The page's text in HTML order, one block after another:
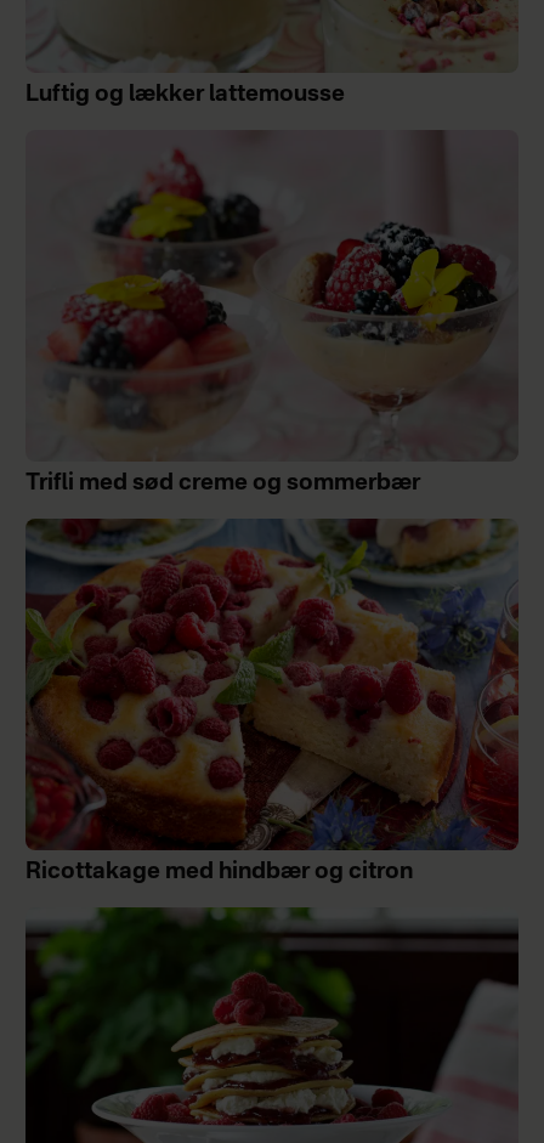
Luftig og lækker lattemousse
Trifli med sød creme og sommerbær
Ricottakage med hindbær og citron